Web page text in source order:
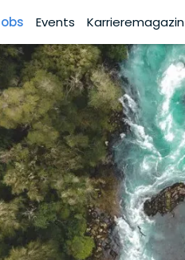
Events Karrieremagazin